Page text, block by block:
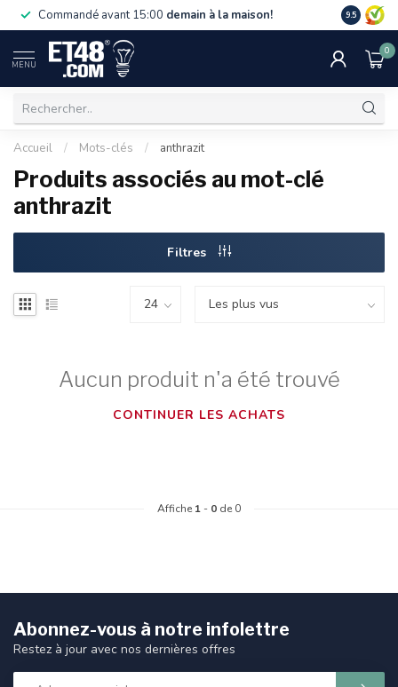
Commandé avant 15:00 demain à la maison! La
de 75 €.
9.5
MENU
0
Accueil / Mots-clés / anthrazit
Produits associés au mot-clé
anthrazit
Filtres
Aucun produit n'a été trouvé
CONTINUER LES ACHATS
Affiche 1 - 0 de 0
Abonnez-vous à notre infolettre
Restez à jour avec nos dernières offres